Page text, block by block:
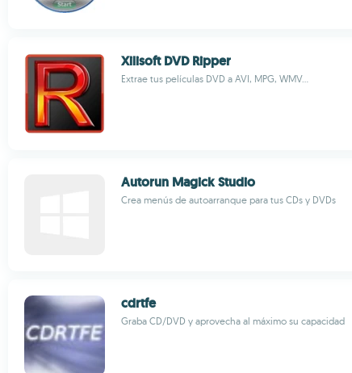
Xilisoft DVD Ripper
Extrae tus películas DVD a AVI, MPG, WMV...
Autorun Magick Studio
Crea menús de autoarranque para tus CDs y DVDs
cdrtfe
Graba CD/DVD y aprovecha al máximo su capacidad